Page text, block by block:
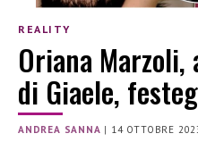
REALITY
Oriana
di Giaele,
ANDREA SANNA | 14 OTTOBRE